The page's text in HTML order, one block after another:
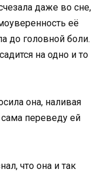
даже во сне,
её
до головной боли.
на одно и то
она, наливая
переведу ей
что она и так